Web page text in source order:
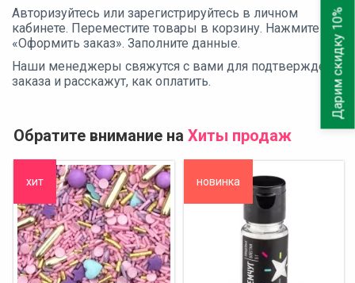
Авторизуйтесь или зарегистрируйтесь в личном
кабинете. Переместите товары в корзину. Нажмите
«Оформить заказ». Заполните данные.
Наши менеджеры свяжутся с вами для подтверждения
заказа и расскажут, как оплатить.
Обратите внимание на Хиты продаж
хит новинка
Дарим скидку 10%